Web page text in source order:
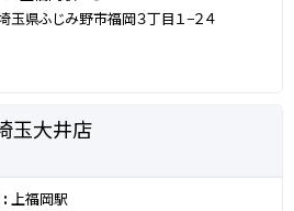
玉県ふじみ野市福岡３丁目１−２４
玉大井店
上福岡駅